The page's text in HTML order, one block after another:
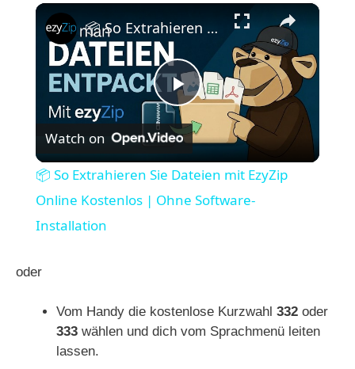
×
P
a
i
📦 So Extrahieren Sie Dateien mit EzyZip Online Kostenlos | Ohne Software-Installation
Watch on
📦 So Extrahieren Sie Dateien mit EzyZip
Online Kostenlos | Ohne Software-
Installation
oder
Vom Handy die kostenlose Kurzwahl 332 oder
333 wählen und dich vom Sprachmenü leiten
lassen.